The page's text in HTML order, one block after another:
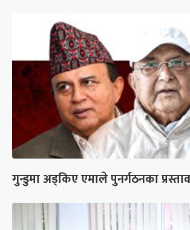
गुन्डुमा अड्किए एमाले पुनर्गठनका